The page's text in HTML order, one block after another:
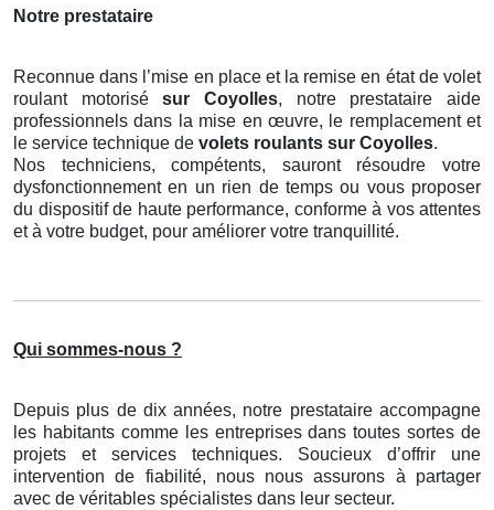
Notre prestataire
Reconnue dans l’mise en place et la remise en état de volet
roulant motorisésur Coyolles, notre prestataire aide
professionnels dans la mise en œuvre, le remplacement et
le service technique de volets roulants sur Coyolles.
Nos techniciens, compétents, sauront résoudre votre
dysfonctionnement en un rien de temps ou vous proposer
du dispositif de haute performance, conforme à vos attentes
et à votre budget, pour améliorer votre tranquillité.
Qui sommes-nous ?
Depuis plus de dix années, notre prestataire accompagne
les habitants comme les entreprises dans toutes sortes de
projets et services techniques. Soucieux d’offrir une
intervention de fiabilité, nous nous assurons à partager
avec de véritables spécialistes dans leur secteur.